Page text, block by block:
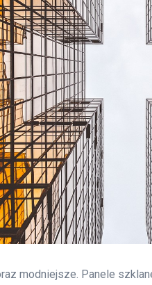
modniejsze. Panele